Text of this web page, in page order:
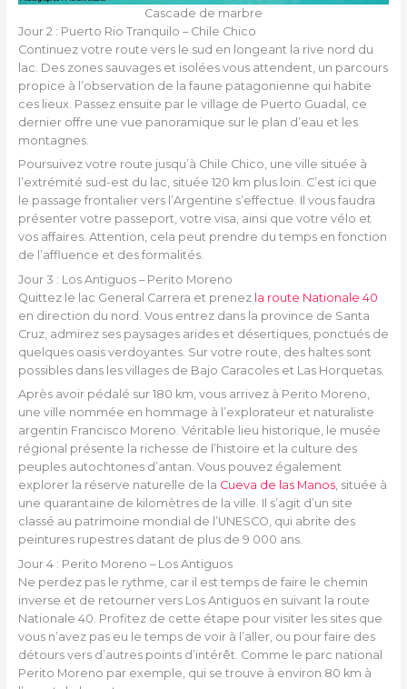
Cascade de marbre
Jour 2 : Puerto Rio Tranquilo – Chile Chico
Continuez votre route vers le sud en longeant la rive nord du
lac. Des zones sauvages et isolées vous attendent, un parcours
propice à l’observation de la faune patagonienne qui habite
ces lieux. Passez ensuite par le village de Puerto Guadal, ce
dernier offre une vue panoramique sur le plan d’eau et les
montagnes.
Poursuivez votre route jusqu’à Chile Chico, une ville située à
l’extrémité sud-est du lac, située 120 km plus loin. C’est ici que
le passage frontalier vers l’Argentine s’effectue. Il vous faudra
présenter votre passeport, votre visa, ainsi que votre vélo et
vos affaires. Attention, cela peut prendre du temps en fonction
de l’affluence et des formalités.
Jour 3 : Los Antiguos – Perito Moreno
Quittez le lac General Carrera et prenezla route Nationale 40
en direction du nord. Vous entrez dans la province de Santa
Cruz, admirez ses paysages arides et désertiques, ponctués de
quelques oasis verdoyantes. Sur votre route, des haltes sont
possibles dans les villages de Bajo Caracoles et Las Horquetas.
Après avoir pédalé sur 180 km, vous arrivez à Perito Moreno,
une ville nommée en hommage à l’explorateur et naturaliste
argentin Francisco Moreno. Véritable lieu historique, le musée
régional présente la richesse de l’histoire et la culture des
peuples autochtones d’antan. Vous pouvez également
explorer la réserve naturelle de la Cueva de las Manos, située à
une quarantaine de kilomètres de la ville. Il s’agit d’un site
classé au patrimoine mondial de l’UNESCO, qui abrite des
peintures rupestres datant de plus de 9 000 ans.
Jour 4 : Perito Moreno – Los Antiguos
Ne perdez pas le rythme, car il est temps de faire le chemin
inverse et de retourner vers Los Antiguos en suivant la route
Nationale 40. Profitez de cette étape pour visiter les sites que
vous n’avez pas eu le temps de voir à l’aller, ou pour faire des
détours vers d’autres points d’intérêt. Comme le parc national
Perito Moreno par exemple, qui se trouve à environ 80 km à